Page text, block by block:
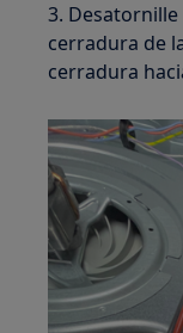
3.
cerradura de
cerradura